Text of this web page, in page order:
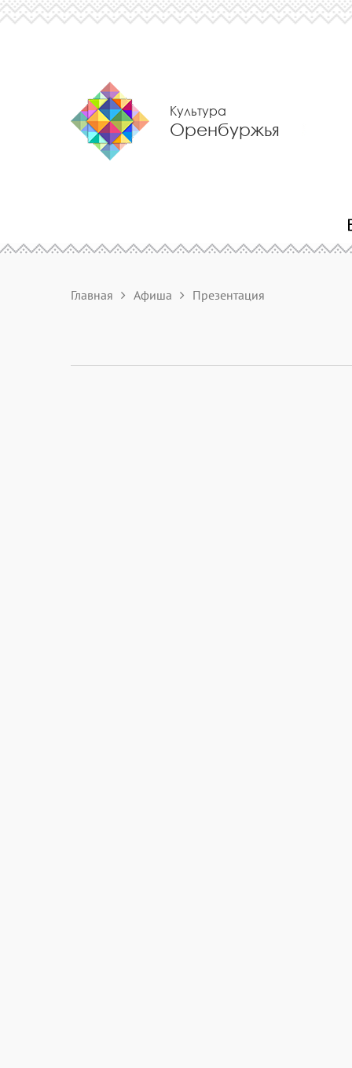
Культура
Оренбуржья
Главная Афиша Презентация